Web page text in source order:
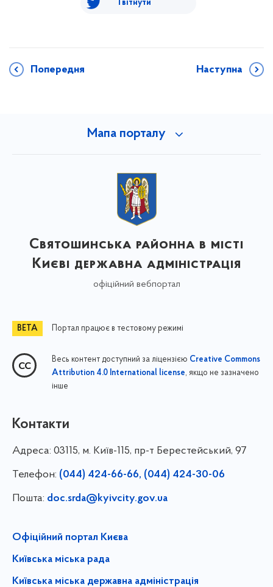
Твітнути
Попередня Наступна
Мапа порталу
Святошинська районна в місті
Києві державна адміністрація
офіційний вебпортал
Портал працює в тестовому режимі
Весь контент доступний за ліцензією Creative Commons
Attribution 4.0 International license, якщо не зазначено
інше
Контакти
Адреса: 03115, м. Київ-115, пр-т Берестейський, 97
Телефон: (044) 424-66-66, (044) 424-30-06
Пошта: doc.srda@kyivcity.gov.ua
Офіційний портал Києва
Київська міська рада
Київська міська державна адміністрація